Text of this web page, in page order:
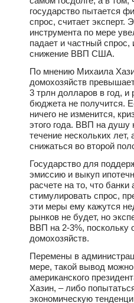
государство пытается
спрос, считает эксперт.
инструмента по мере
падает и частный спрос,
снижение ВВП США.
По мнению Михаила
домохозяйств
3 трлн долларов в год,
бюджета не получится.
ничего не изменится,
этого года. ВВП на душу
течение нескольких
снижаться во второй
Государство для
эмиссию и выкуп
расчете на то, что банки
стимулировать спрос,
эти меры ему кажутся
рынков не будет, но
ВВП на 2-3%, поскольку
домохозяйств.
Перемены в
мере, такой вывод
американского
Хазин, – либо
экономическую